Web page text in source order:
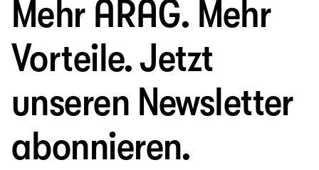
Mehr ARAG. Mehr
Vorteile. Jetzt
unseren Newsletter
abonnieren.